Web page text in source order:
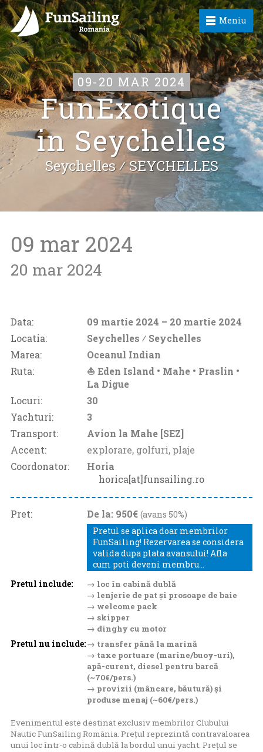
Meniu
09-20 MAR 2024
FunExotique
in Seychelles
Seychelles ⁄SEYCHELLES
09 mar 2024
20 mar 2024
Data: 09 martie 2024 – 20 martie 2024
Locatia:
Seychelles ⁄ Seychelles
Marea:
Oceanul Indian
Ruta:
⛵ Eden Island • Mahe • Praslin •
La Digue
Locuri:
30
Yachturi:
3
Transport:
Avion la Mahe [SEZ]
Accent:
explorare, golfuri, plaje
Coordonator:
Horia
horica[at]funsailing.ro
Pret: De la: 950€ (avans 50%)
Pretul se aplica doar membrilor
FunSailing! Rezervarea se considera
valida dupa plata avansului! Afla
cum poti deveni membru...
Pretul include:
→ loc în cabină dublă
→ lenjerie de pat și prosoape de baie
→ welcome pack
→ skipper
→ dinghy cu motor
Pretul nu include:→ transfer până la marină
→ taxe portuare (marine/buoy-uri),
apă-curent, diesel pentru barcă
(~70€/pers.)
→ provizii (mâncare, băutură) și
produse menaj (~60€/pers.)
Evenimentul este destinat exclusiv membrilor Clubului
Nautic FunSailing România. Prețul reprezintă contravaloarea
unui loc într-o cabină dublă la bordul unui yacht. Prețul se